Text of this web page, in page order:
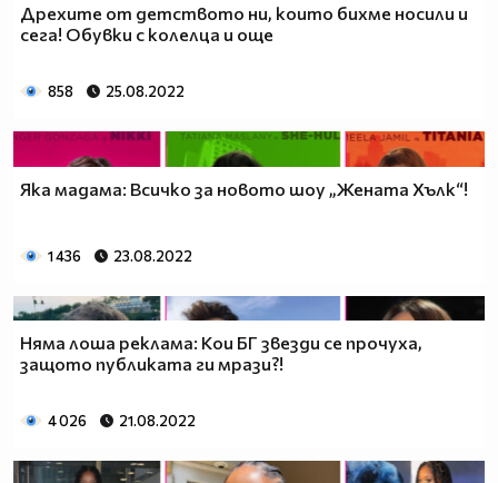
Дрехите от детството ни, които бихме носили и
сега! Обувки с колелца и още
858 25.08.2022
Яка мадама: Всичко за новото шоу „Жената Хълк“!
1 436 23.08.2022
Няма лоша реклама: Кои БГ звезди се прочуха,
защото публиката ги мрази?!
4 026 21.08.2022